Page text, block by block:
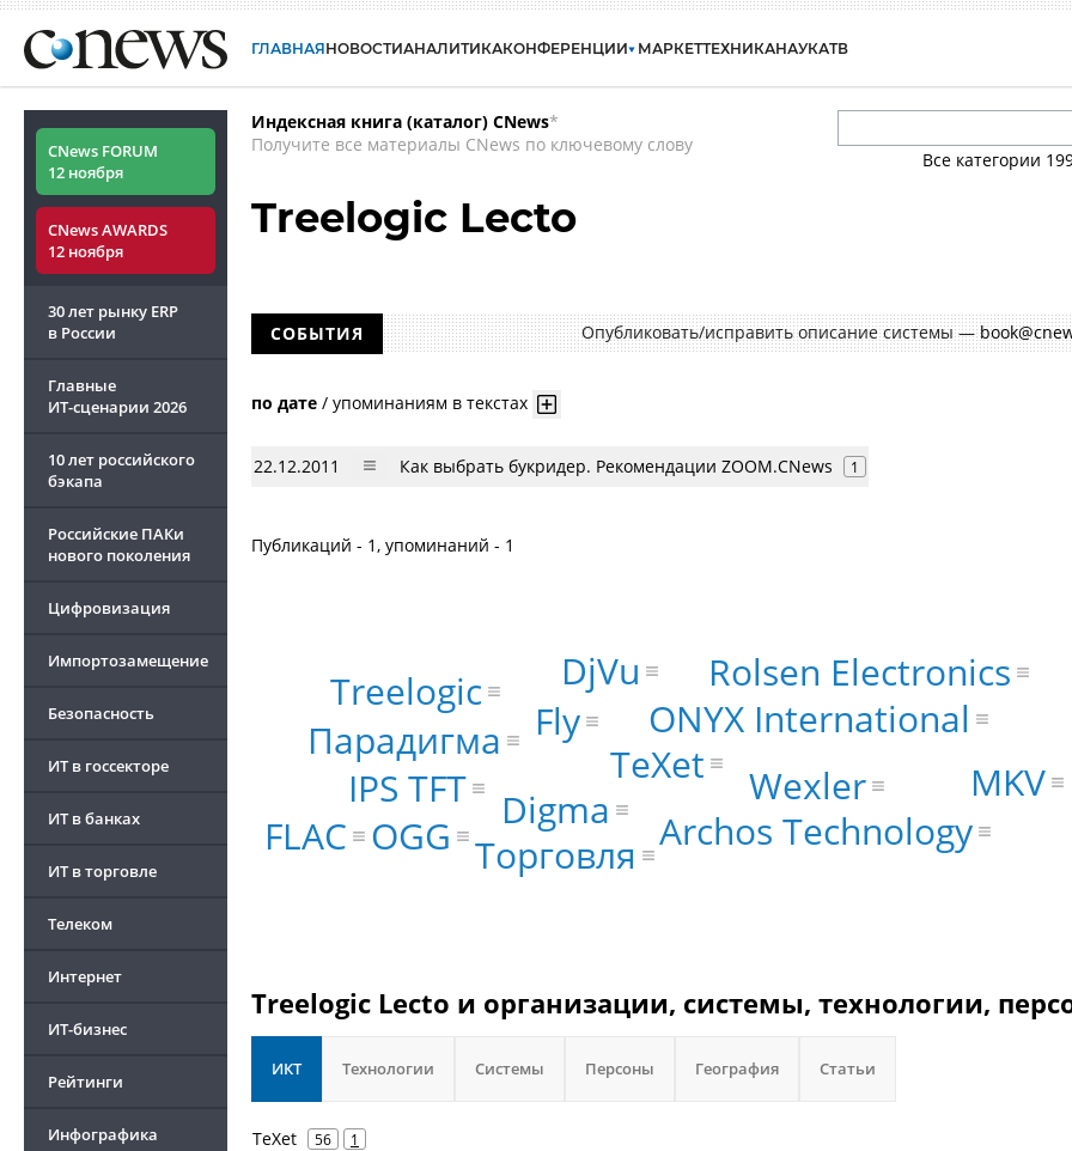
ГЛАВНАЯНОВОСТИАНАЛИТИКАКОНФЕРЕНЦИИ МАРКЕТТЕХНИКАНАУКАТВ
CNews FORUM
12 ноября
CNews AWARDS
12 ноября
30 лет рынку ERP
в России
Главные
ИТ-сценарии 2026
10 лет российского
бэкапа
Российские ПАКи
нового поколения
Цифровизация
Импортозамещение
Безопасность
ИТ в госсекторе
ИТ в банках
ИТ в торговле
Телеком
Интернет
ИТ-бизнес
Рейтинги
Инфографика
Индексная книга (каталог) CNews*
Получите все материалы CNews по ключевому слову
Все категории
Treelogic Lecto
СОБЫТИЯ Опубликовать/исправить описание системы —
по дате / упоминаниям в текстах
22.12.2011 Как выбрать букридер. Рекомендации ZOOM.CNews 1
Публикаций - 1, упоминаний - 1
TeXet Wexler
ONYX International
Fly
Digma
Treelogic
Парадигма
Archos Technology
Rolsen Electronics
IPS TFT
OGG
MKV
DjVu
FLAC Торговля
Treelogic Lecto и организации, системы, технологии,
ИКТ Технологии Системы Персоны География Статьи
TeXet 56 1